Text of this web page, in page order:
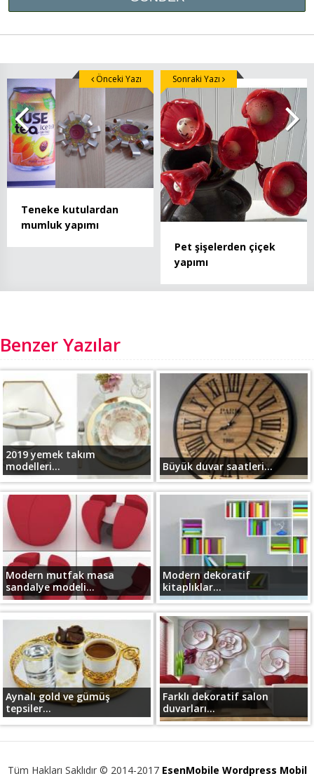
Teneke kutulardan
mumluk yapımı
Önceki Yazı
Pet şişelerden çiçek
yapımı
Sonraki Yazı
Benzer Yazılar
2019 yemek takım
modelleri...
Büyük duvar saatleri...
Modern mutfak masa
sandalye modeli...
Modern dekoratif
kitaplıklar...
Aynalı gold ve gümüş
tepsiler...
Farklı dekoratif salon
duvarları...
Tüm Hakları Saklıdır © 2014-2017 EsenMobile Wordpress Mobil